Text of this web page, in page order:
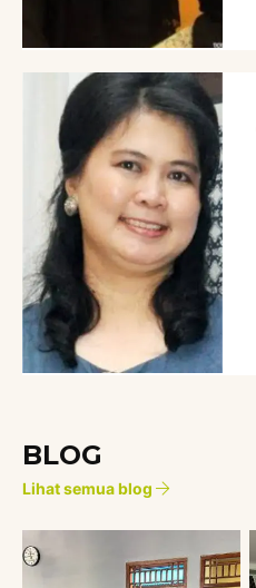
BLOG
Lihat semua blog